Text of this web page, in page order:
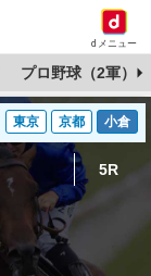
dメニュー
プロ野球（2軍）
東京 京都 小倉
5R